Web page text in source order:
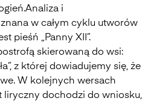
i
w całym cyklu utworów
pieśń „Panny XII”.
skierowaną do wsi:
z której dowiadujemy się, że
W kolejnych wersach
liryczny dochodzi do wniosku,